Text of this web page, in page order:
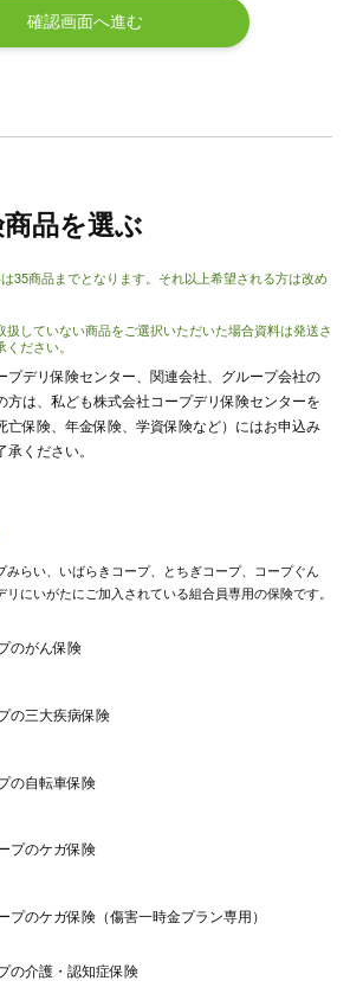
確認画面へ進む
品を選ぶ
35商品までとなります。それ以上希望される方は改め
していない商品をご選択いただいた場合資料は発送さ
ださい。
デリ保険センター、関連会社、グループ会社の
方は、私ども株式会社コープデリ保険センターを
亡保険、年金保険、学資保険など）にはお申込み
ください。
みらい、いばらきコープ、とちぎコープ、コープぐん
にいがたにご加入されている組合員専用の保険です。
のがん保険
の三大疾病保険
の自転車保険
プのケガ保険
プのケガ保険（傷害一時金プラン専用）
の介護・認知症保険